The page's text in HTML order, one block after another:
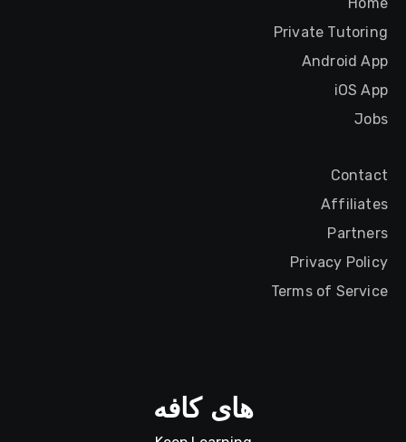
Home
Private Tutoring
Android App
iOS App
Jobs
Contact
Affiliates
Partners
Privacy Policy
Terms of Service
های کافه